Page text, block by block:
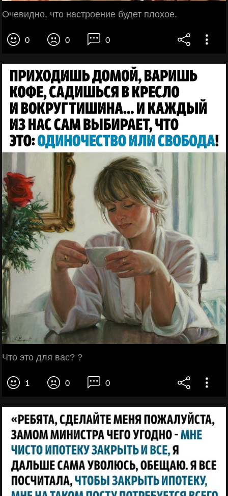
Очевидно, что настроение будет плохое.
0 0 0
Что это для вас? ?
1 0 0